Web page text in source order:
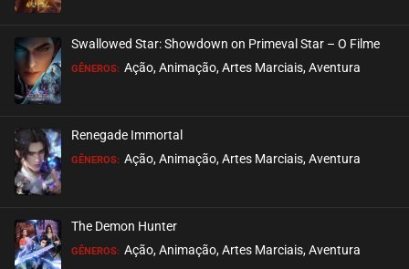
EPISÓDIO 16
setembro 27, 2020
EPISÓDIO 15
setembro 27, 2020
EPISÓDIO 14
Swallowed Star: Showdown on Primeval Star – O Filme
GÊNEROS: Ação, Animação, Artes Marciais, Aventura
Renegade Immortal
GÊNEROS: Ação, Animação, Artes Marciais, Aventura
The Demon Hunter
GÊNEROS: Ação, Animação, Artes Marciais, Aventura